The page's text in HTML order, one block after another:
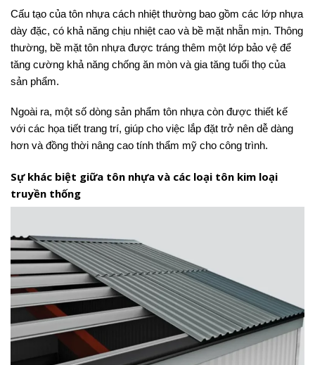
Cấu tạo của tôn nhựa cách nhiệt thường bao gồm các lớp nhựa
dày đặc, có khả năng chịu nhiệt cao và bề mặt nhẵn mịn. Thông
thường, bề mặt tôn nhựa được tráng thêm một lớp bảo vệ để
tăng cường khả năng chống ăn mòn và gia tăng tuổi thọ của
sản phẩm.
Ngoài ra, một số dòng sản phẩm tôn nhựa còn được thiết kế
với các họa tiết trang trí, giúp cho việc lắp đặt trở nên dễ dàng
hơn và đồng thời nâng cao tính thẩm mỹ cho công trình.
Sự khác biệt giữa tôn nhựa và các loại tôn kim loại
truyền thống